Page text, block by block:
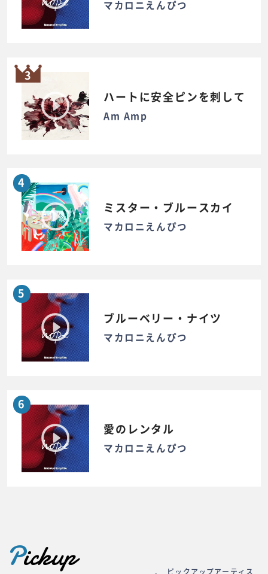
マカロニえんぴつ
3
ハートに安全ピンを刺して
Am Amp
4
ミスター・ブルースカイ
マカロニえんぴつ
5
ブルーベリー・ナイツ
マカロニえんぴつ
6
愛のレンタル
マカロニえんぴつ
Pickup
ピックアップアーティス